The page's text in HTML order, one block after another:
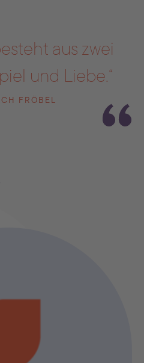
aus zwei
und Liebe.“
FRÖBEL